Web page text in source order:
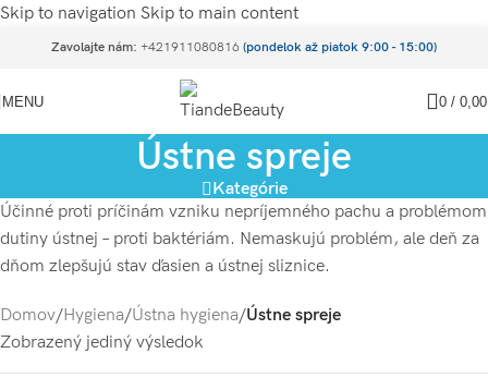
Skip to navigation Skip to main content
Zavolajte nám: +421911080816 (pondelok až piatok 9:00 - 15:00)
MENU 0 /
Ústne spreje
Kategórie
Účinné proti príčinám vzniku nepríjemného pachu a problémom
dutiny ústnej – proti baktériám. Nemaskujú problém, ale deň za
dňom zlepšujú stav ďasien a ústnej sliznice.
Domov/Hygiena/Ústna hygiena/Ústne spreje
Zobrazený jediný výsledok